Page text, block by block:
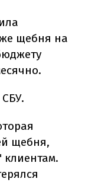
щебня на
СБУ.
щебня,